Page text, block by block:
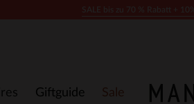
Giftguide Sale